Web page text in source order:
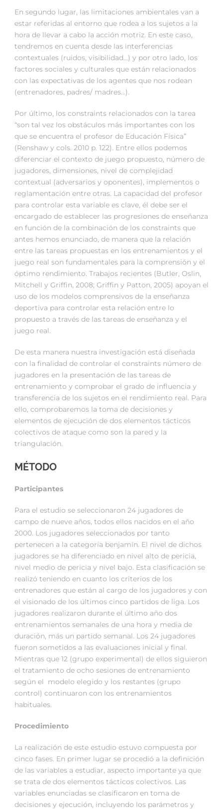
En segundo lugar, las limitaciones ambientales van a
estar referidas al entorno que rodea a los sujetos a la
hora de llevar a cabo la acción motriz. En este caso,
tendremos en cuenta desde las interferencias
contextuales (ruidos, visibilidad…) y por otro lado, los
factores sociales y culturales que están relacionados
con las expectativas de los agentes que nos rodean
(entrenadores, padres/ madres…).
Por último, los constraints relacionados con la tarea
“son tal vez los obstáculos más importantes con los
que se encuentra el profesor de Educación Física”
(Renshaw y cols. 2010 p. 122). Entre ellos podemos
diferenciar el contexto de juego propuesto, número de
jugadores, dimensiones, nivel de complejidad
contextual (adversarios y oponentes), implementos o
reglamentación entre otras. La capacidad del profesor
para controlar esta variable es clave, él debe ser el
encargado de establecer las progresiones de enseñanza
en función de la combinación de los constraints que
antes hemos enunciado, de manera que la relación
entre las tareas propuestas en los entrenamientos y el
juego real son fundamentales para la comprensión y el
óptimo rendimiento. Trabajos recientes (Butler, Oslin,
Mitchell y Griffin, 2008; Griffin y Patton, 2005) apoyan el
uso de los modelos comprensivos de la enseñanza
deportiva para controlar esta relación entre lo
propuesto a través de las tareas de enseñanza y el
juego real.
De esta manera nuestra investigación está diseñada
con la finalidad de controlar el constraints número de
jugadores en la presentación de las tareas de
entrenamiento y comprobar el grado de influencia y
transferencia de los sujetos en el rendimiento real. Para
ello, comprobaremos la toma de decisiones y
elementos de ejecución de dos elementos tácticos
colectivos de ataque como son la pared y la
triangulación.
MÉTODO
Participantes
Para el estudio se seleccionaron 24 jugadores de
campo de nueve años, todos ellos nacidos en el año
2000. Los jugadores seleccionados por tanto
pertenecen a la categoría benjamín. El nivel de dichos
jugadores se ha diferenciado en nivel alto de pericia,
nivel medio de pericia y nivel bajo. Esta clasificación se
realizó teniendo en cuanto los criterios de los
entrenadores que están al cargo de los jugadores y con
el visionado de los últimos cinco partidos de liga. Los
jugadores realizaron durante el último año dos
entrenamientos semanales de una hora y media de
duración, más un partido semanal. Los 24 jugadores
fueron sometidos a las evaluaciones inicial y final.
Mientras que 12 (grupo experimental) de ellos siguieron
el tratamiento de ocho sesiones de entrenamiento
según el modelo elegido y los restantes (grupo
control) continuaron con los entrenamientos
habituales.
Procedimiento
La realización de este estudio estuvo compuesta por
cinco fases. En primer lugar se procedió a la definición
de las variables a estudiar, aspecto importante ya que
se trata de dos elementos tácticos colectivos. Las
variables enunciadas se clasificaron en toma de
decisiones y ejecución, incluyendo los parámetros y